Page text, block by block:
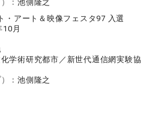
：池側隆之
・アート＆映像フェスタ97 入選
10月
学術研究都市／新世代通信網実験協
：池側隆之